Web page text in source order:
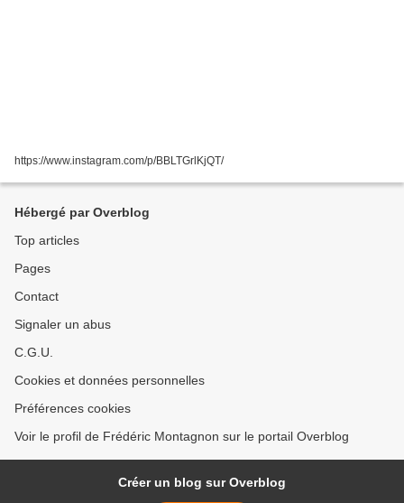
https://www.instagram.com/p/BBLTGrlKjQT/
Hébergé par Overblog
Top articles
Pages
Contact
Signaler un abus
C.G.U.
Cookies et données personnelles
Préférences cookies
Voir le profil de Frédéric Montagnon sur le portail Overblog
Créer un blog sur Overblog